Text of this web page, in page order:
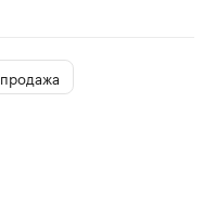
продажа